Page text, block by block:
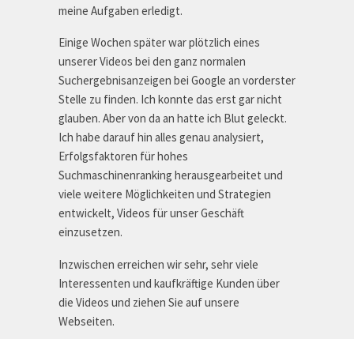
meine Aufgaben erledigt.
Einige Wochen später war plötzlich eines
unserer Videos bei den ganz normalen
Suchergebnisanzeigen bei Google an vorderster
Stelle zu finden. Ich konnte das erst gar nicht
glauben. Aber von da an hatte ich Blut geleckt.
Ich habe darauf hin alles genau analysiert,
Erfolgsfaktoren für hohes
Suchmaschinenranking herausgearbeitet und
viele weitere Möglichkeiten und Strategien
entwickelt, Videos für unser Geschäft
einzusetzen.
Inzwischen erreichen wir sehr, sehr viele
Interessenten und kaufkräftige Kunden über
die Videos und ziehen Sie auf unsere
Webseiten.